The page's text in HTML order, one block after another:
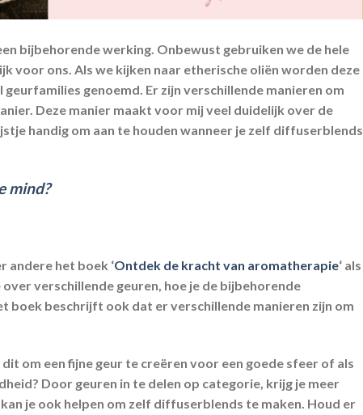
bijbehorende werking. Onbewust gebruiken we de hele
voor ons. Als we kijken naar etherische oliën worden deze
genoemd. Er zijn verschillende manieren om
Deze manier maakt voor mij veel duidelijk over de
handig om aan te houden wanneer je zelf diffuserblends
mind?
andere het boek ‘Ontdek de kracht van aromatherapie‘ als
verschillende geuren, hoe je de bijbehorende
boek beschrijft ook dat er verschillende manieren zijn om
om een fijne geur te creëren voor een goede sfeer of als
Door geuren in te delen op categorie, krijg je meer
je ook helpen om zelf diffuserblends te maken. Houd er